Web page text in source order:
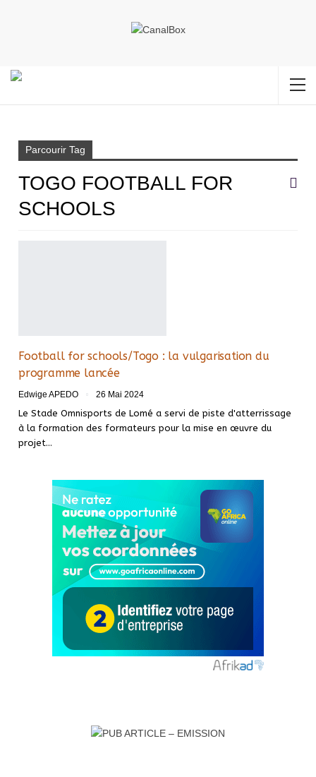
Parcourir Tag
TOGO FOOTBALL FOR
SCHOOLS
Football for schools/Togo : la vulgarisation du
programme lancée
Edwige APEDO 26 Mai 2024
Le Stade Omnisports de Lomé a servi de piste d'atterrissage
à la formation des formateurs pour la mise en œuvre du
projet…